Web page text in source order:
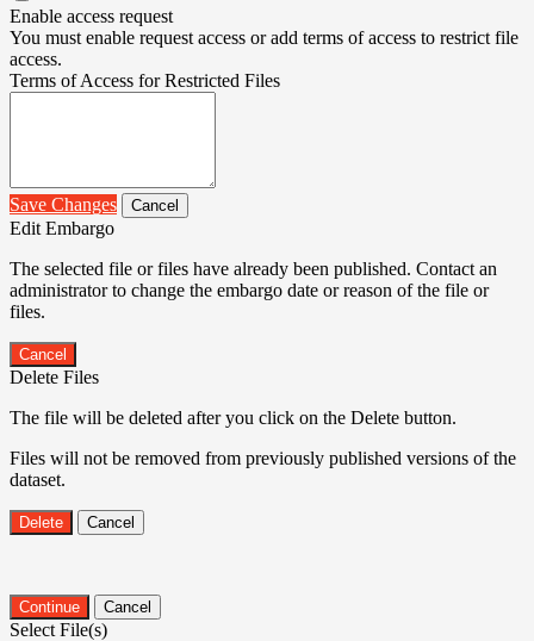
Enable access request
You must enable request access or add terms of access to restrict file
access.
Terms of Access for Restricted Files
Save Changes Cancel
Edit Embargo
The selected file or files have already been published. Contact an
administrator to change the embargo date or reason of the file or
files.
Cancel
Delete Files
The file will be deleted after you click on the Delete button.
Files will not be removed from previously published versions of the
dataset.
Delete Cancel
Continue Cancel
Select File(s)